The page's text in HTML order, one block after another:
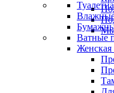
Ватные
Женская